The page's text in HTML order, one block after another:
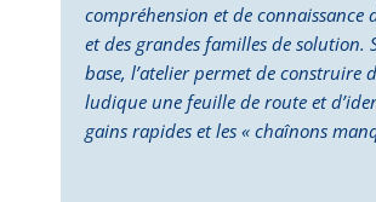
compréhension et de connaissance
et des grandes familles de solution.
base, l’atelier permet de construire
ludique une feuille de route et
gains rapides et les « chaînons